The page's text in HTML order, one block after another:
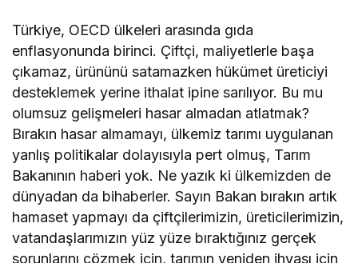
Türkiye, OECD ülkeleri arasında gıda
enflasyonunda birinci. Çiftçi, maliyetlerle başa
çıkamaz, ürününü satamazken hükümet üreticiyi
desteklemek yerine ithalat ipine sarılıyor. Bu mu
olumsuz gelişmeleri hasar almadan atlatmak?
Bırakın hasar almamayı, ülkemiz tarımı uygulanan
yanlış politikalar dolayısıyla pert olmuş, Tarım
Bakanının haberi yok. Ne yazık ki ülkemizden de
dünyadan da bihaberler. Sayın Bakan bırakın artık
hamaset yapmayı da çiftçilerimizin, üreticilerimizin,
vatandaşlarımızın yüz yüze bıraktığınız gerçek
sorunlarını çözmek için, tarımın yeniden ihyası için